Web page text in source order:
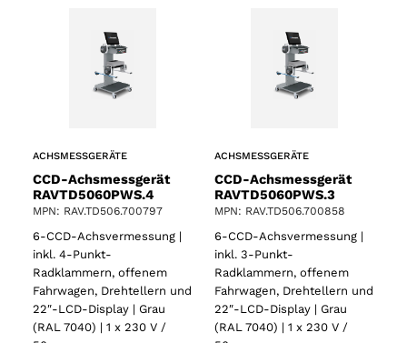
ACHSMESSGERÄTE
CCD-Achsmessgerät
RAVTD5060PWS.4
MPN: RAV.TD506.700797
6-CCD-Achsvermessung |
inkl. 4-Punkt-
Radklammern, offenem
Fahrwagen, Drehtellern und
22″-LCD-Display | Grau
(RAL 7040) | 1 x 230 V /
ACHSMESSGERÄTE
CCD-Achsmessgerät
RAVTD5060PWS.3
MPN: RAV.TD506.700858
6-CCD-Achsvermessung |
inkl. 3-Punkt-
Radklammern, offenem
Fahrwagen, Drehtellern und
22″-LCD-Display | Grau
(RAL 7040) | 1 x 230 V /